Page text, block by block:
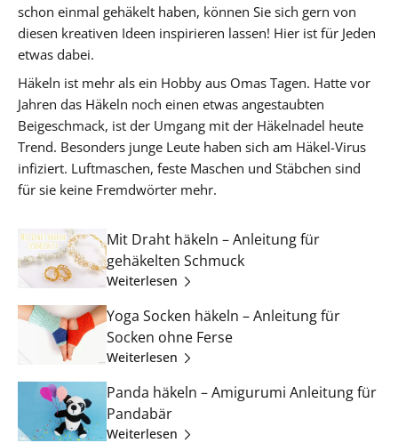
schon einmal gehäkelt haben, können Sie sich gern von
diesen kreativen Ideen inspirieren lassen! Hier ist für Jeden
etwas dabei.
Häkeln ist mehr als ein Hobby aus Omas Tagen. Hatte vor
Jahren das Häkeln noch einen etwas angestaubten
Beigeschmack, ist der Umgang mit der Häkelnadel heute
Trend. Besonders junge Leute haben sich am Häkel-Virus
infiziert. Luftmaschen, feste Maschen und Stäbchen sind
für sie keine Fremdwörter mehr.
Mit Draht häkeln – Anleitung für
gehäkelten Schmuck
Weiterlesen
Yoga Socken häkeln – Anleitung für
Socken ohne Ferse
Weiterlesen
Panda häkeln – Amigurumi Anleitung für
Pandabär
Weiterlesen